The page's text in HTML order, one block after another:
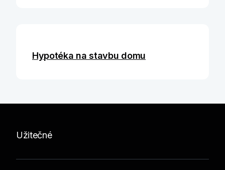
Hypotéka na stavbu domu
Užitečné